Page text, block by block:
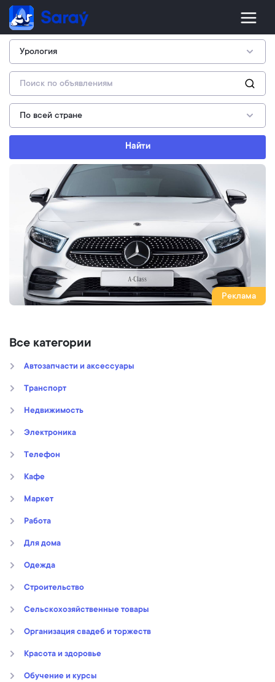
Найти
Реклама
Все категории
Автозапчасти и аксессуары
Транспорт
Недвижимость
Электроника
Телефон
Кафе
Маркет
Работа
Для дома
Oдежда
Строительство
Сельскохозяйственные товары
Организация свадеб и торжеств
Kрасота и здоровье
Обучение и курсы